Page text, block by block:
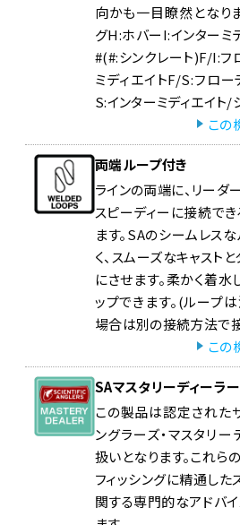
向かも一目瞭然となり
グH:ホバーI:インターミ
#(#:シンクレート)F/I:フ
ミディエイトF/S:フロ
S:インターミディエイト/
この
両端ループ付き
ラインの両端に、リーダ
スピーディーに接続で
ます。SAのシームレス
く、スムーズなキャスト
にさせます。柔かく着水
ップできます。(ループ
場合は別の接続方法で
この
SAマスタリーディーラ
この製品は認定された
ングラーズ・マスタリ
扱いとなります。これら
フィッシングに精通した
関する専門的なアドバ